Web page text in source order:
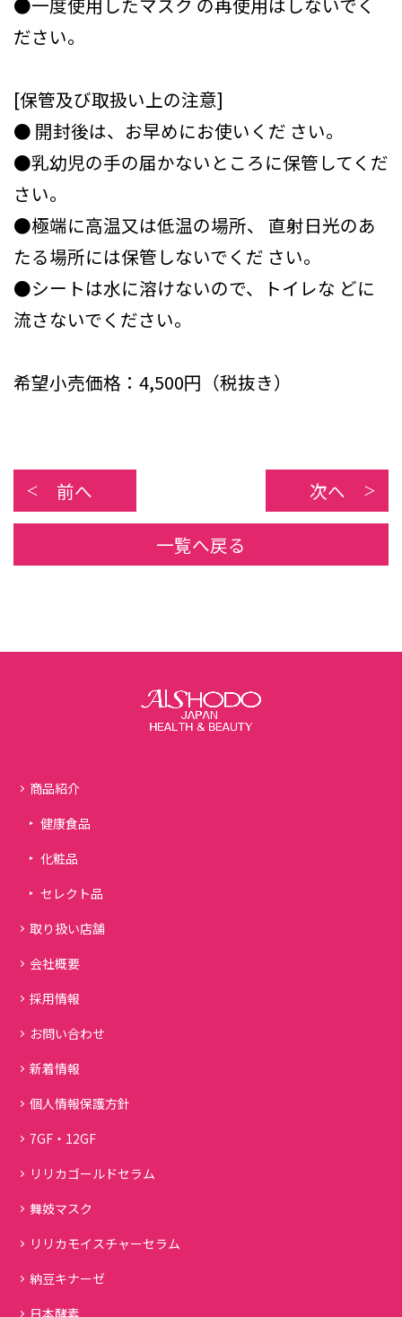
ださい。
[保管及び取扱い上の注意]
● 開封後は、お早めにお使いくだ さい。
●乳幼児の手の届かないところに保管してくだ
さい。
●極端に高温又は低温の場所、 直射日光のあ
たる場所には保管しないでくだ さい。
●シートは水に溶けないので、トイレな どに
流さないでください。
希望小売価格：4,500円（税抜き）
前へ 次へ
一覧へ戻る
商品紹介
健康食品
化粧品
セレクト品
取り扱い店舗
会社概要
採用情報
お問い合わせ
新着情報
個人情報保護方針
7GF・12GF
リリカゴールドセラム
舞妓マスク
リリカモイスチャーセラム
納豆キナーゼ